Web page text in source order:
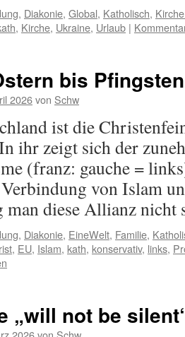
, Diakonie, Global, Katholisch,
, Kirche, Ukraine, Urlaub |
bis Pfingsten
2026von Schw
ist die
ihr zeigt sich der
(franz: gauche =
von Islam
man diese Allianz nicht
, Diakonie, EineWelt, Familie,
, EU, Islam, kath, konservativ, links,
„will not be